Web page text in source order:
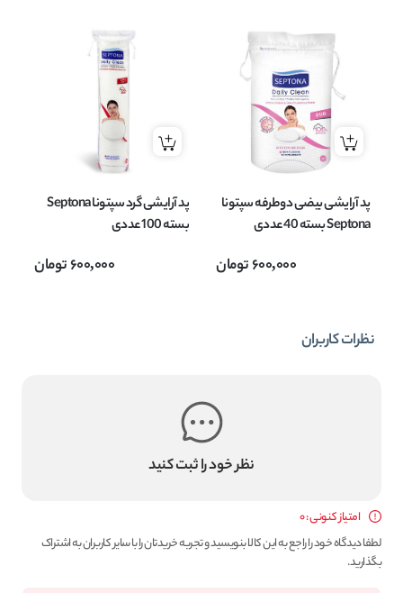
پد آرایشی بیضی دوطرفه سپتونا
Septona بسته 40 عددی
600,000تومان
پد آرایشی گرد سپتونا Septona
بسته 100 عددی
600,000تومان
نظرات کاربران
نظر خود را ثبت کنید
امتیاز کنونی : 0
لطفا دیدگاه خود را راجع به این کالا بنویسید و تجربه خریدتان را با سایر کاربران به اشتراک
بگذارید.